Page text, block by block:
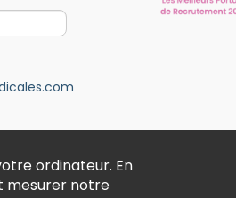
ordinateur. En
mesurer notre